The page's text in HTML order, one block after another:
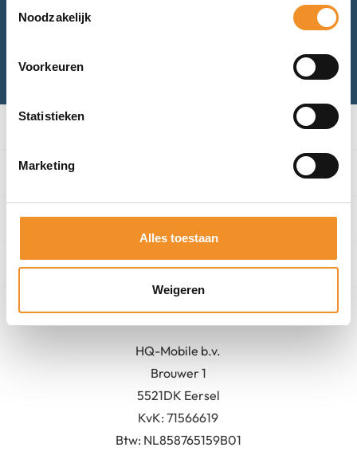
Noodzakelijk
Voorkeuren
Statistieken
Marketing
Alles toestaan
Weigeren
Algemeen
Contact
HQ-Mobile b.v.
Brouwer 1
5521DK Eersel
KvK:71566619
Btw: NL858765159B01